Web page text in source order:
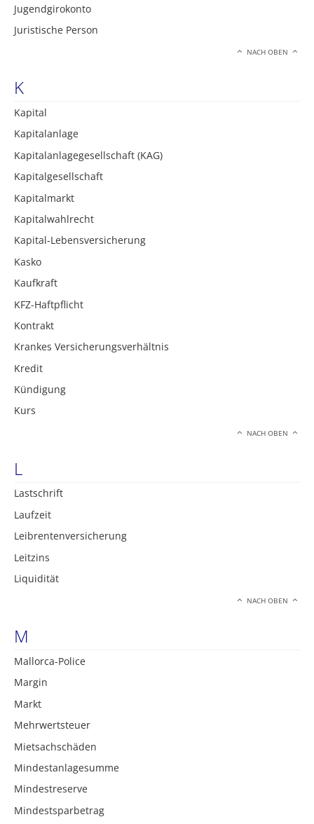
Jugendgirokonto
Juristische Person
NACH OBEN
K
Kapital
Kapitalanlage
Kapitalanlagegesellschaft (KAG)
Kapitalgesellschaft
Kapitalmarkt
Kapitalwahlrecht
Kapital-Lebensversicherung
Kasko
Kaufkraft
KFZ-Haftpflicht
Kontrakt
Krankes Versicherungsverhältnis
Kredit
Kündigung
Kurs
NACH OBEN
L
Lastschrift
Laufzeit
Leibrentenversicherung
Leitzins
Liquidität
NACH OBEN
M
Mallorca-Police
Margin
Markt
Mehrwertsteuer
Mietsachschäden
Mindestanlagesumme
Mindestreserve
Mindestsparbetrag